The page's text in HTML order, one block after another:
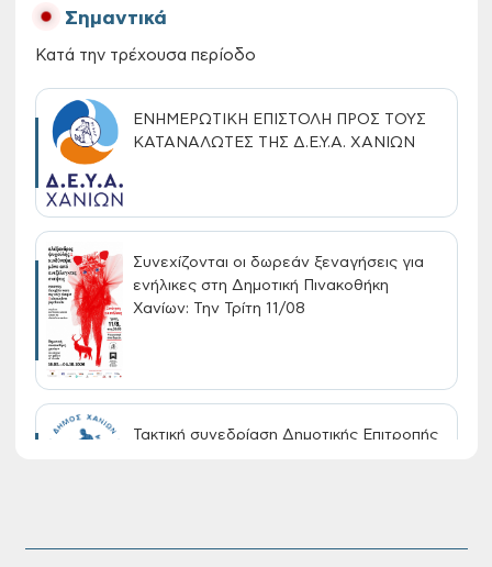
Σημαντικά
Κατά την τρέχουσα περίοδο
ΕΝΗΜΕΡΩΤΙΚΗ ΕΠΙΣΤΟΛΗ ΠΡΟΣ ΤΟΥΣ
ΚΑΤΑΝΑΛΩΤΕΣ ΤΗΣ Δ.Ε.Υ.Α. ΧΑΝΙΩΝ
Συνεχίζονται οι δωρεάν ξεναγήσεις για
ενήλικες στη Δημοτική Πινακοθήκη
Χανίων: Την Τρίτη 11/08
Τακτική συνεδρίαση Δημοτικής Επιτροπής
Επαναλειτουργία του συστήματος